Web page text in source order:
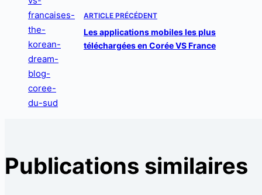
ARTICLE PRÉCÉDENT
Les applications mobiles les plus
téléchargées en Corée VS France
Publications similaires